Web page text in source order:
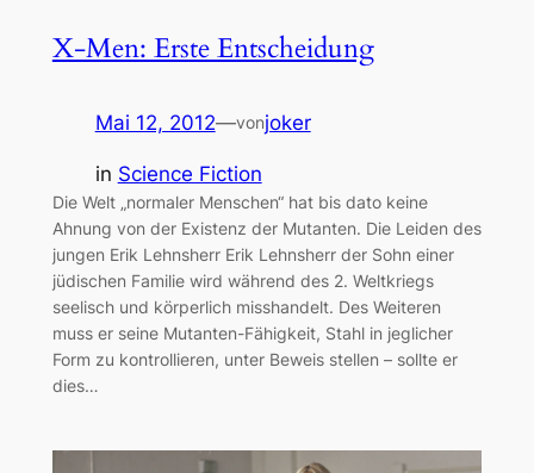
X-Men: Erste Entscheidung
Mai 12, 2012—vonjoker
in Science Fiction
Die Welt „normaler Menschen“ hat bis dato keine
Ahnung von der Existenz der Mutanten. Die Leiden des
jungen Erik Lehnsherr Erik Lehnsherr der Sohn einer
jüdischen Familie wird während des 2. Weltkriegs
seelisch und körperlich misshandelt. Des Weiteren
muss er seine Mutanten-Fähigkeit, Stahl in jeglicher
Form zu kontrollieren, unter Beweis stellen – sollte er
dies…